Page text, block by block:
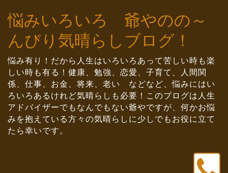
content
悩みいろいろ 爺やのの～
んびり気晴らしブログ！
悩み有り！だから人生はいろいろあって苦しい時も楽
しい時も有る！健康、勉強、恋愛、子育て、人間関
係、仕事、お金、将来、老い などなど、悩みにはい
ろいろあるけれど気晴らしも必要！このブログは人生
アドバイザーでもなんでもない爺やですが、何かお悩
みを抱えている方々の気晴らしに少しでもお役に立て
たら幸いです。